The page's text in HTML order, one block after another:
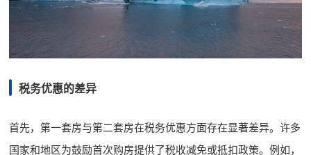
税务优惠的差异
首先，第一套房与第二套房在税务优惠方面存在显著差异。许多
国家和地区为鼓励首次购房提供了税收减免或抵扣政策。例如，